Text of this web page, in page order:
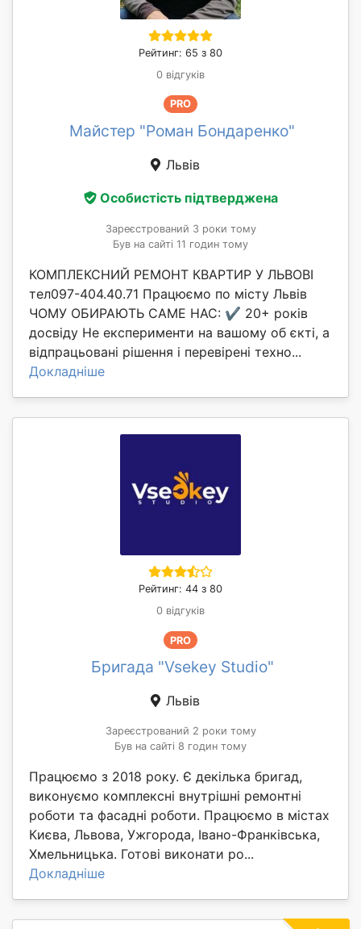
Рейтинг: 65 з 80
0 відгуків
PRO
Майстер "Роман Бондаренко"
Львів
Особистість підтверджена
Зареєстрований 3 роки тому
Був на сайті 11 годин тому
КОМПЛЕКСНИЙ РЕМОНТ КВАРТИР У ЛЬВОВІ
тел097-404.40.71 Працюємо по місту Львів
ЧОМУ ОБИРАЮТЬ САМЕ НАС: ✔️ 20+ років
досвіду Не експерименти на вашому об єкті, а
відпрацьовані рішення і перевірені техно...
Докладніше
Рейтинг: 44 з 80
0 відгуків
PRO
Бригада "Vsekey Studio"
Львів
Зареєстрований 2 роки тому
Був на сайті 8 годин тому
Працюємо з 2018 року. Є декілька бригад,
виконуємо комплексні внутрішні ремонтні
роботи та фасадні роботи. Працюємо в містах
Києва, Львова, Ужгорода, Івано-Франківська,
Хмельницька. Готові виконати ро...
Докладніше